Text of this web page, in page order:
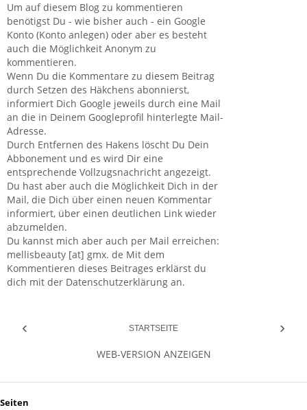
Um auf diesem Blog zu kommentieren
benötigst Du - wie bisher auch - ein Google
Konto (Konto anlegen) oder aber es besteht
auch die Möglichkeit Anonym zu
kommentieren.
Wenn Du die Kommentare zu diesem Beitrag
durch Setzen des Häkchens abonnierst,
informiert Dich Google jeweils durch eine Mail
an die in Deinem Googleprofil hinterlegte Mail-
Adresse.
Durch Entfernen des Hakens löscht Du Dein
Abbonement und es wird Dir eine
entsprechende Vollzugsnachricht angezeigt.
Du hast aber auch die Möglichkeit Dich in der
Mail, die Dich über einen neuen Kommentar
informiert, über einen deutlichen Link wieder
abzumelden.
Du kannst mich aber auch per Mail erreichen:
mellisbeauty [at] gmx. de Mit dem
Kommentieren dieses Beitrages erklärst du
dich mit der Datenschutzerklärung an.
‹ ›
STARTSEITE
WEB-VERSION ANZEIGEN
Seiten